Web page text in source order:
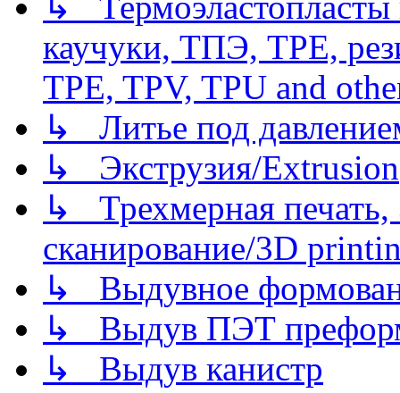
каучуки, ТПЭ, TPE,
TPE, TPV, TPU and
↳ Литье под
↳ Экструзия/Extrusion
↳ Трехмерная
сканирование/3D
↳ Выдувное
↳ Выдув ПЭТ
↳ Выдув канистр